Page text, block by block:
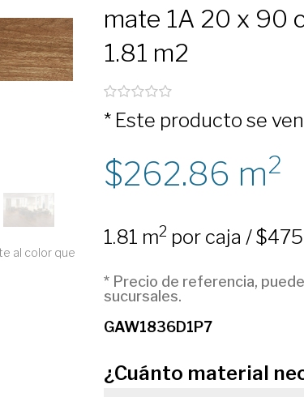
al color que
mate 1A 20 x 90
1.81 m2
* Este producto se
262.86 m2
1.81 m2 por caja /
* Precio de referencia,
sucursales.
GAW1836D1P7
¿Cuánto material